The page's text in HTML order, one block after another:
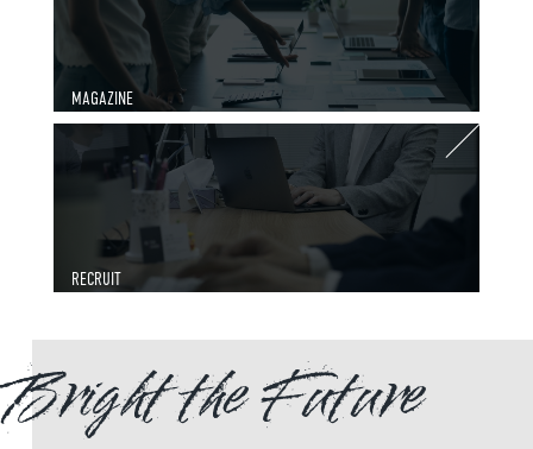
MAGAZINE
RECRUIT
Bright the Future